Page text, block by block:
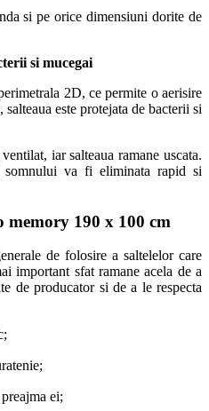
si pe orice dimensiuni dorite de
si mucegai
2D, ce permite o aerisire
este protejata de bacterii si
iar salteaua ramane uscata.
somnului va fi eliminata rapid si
memory 190 x 100 cm
de folosire a saltelelor care
important sfat ramane acela de a
de producator si de a le respecta
ei;